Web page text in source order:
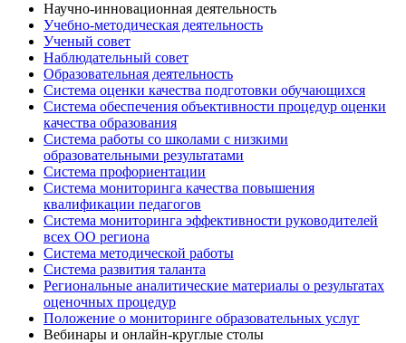
Научно-инновационная деятельность
Учебно-методическая деятельность
Ученый совет
Наблюдательный совет
Образовательная деятельность
Система оценки качества подготовки обучающихся
Система обеспечения объективности процедур оценки
качества образования
Система работы со школами с низкими
образовательными результатами
Система профориентации
Система мониторинга качества повышения
квалификации педагогов
Система мониторинга эффективности руководителей
всех ОО региона
Система методической работы
Система развития таланта
Региональные аналитические материалы о результатах
оценочных процедур
Положение о мониторинге образовательных услуг
Вебинары и онлайн-круглые столы